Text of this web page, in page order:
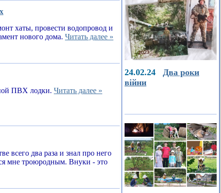
хаты, провести водопровод и
нового дома. Читать далее »
ПВХ лодки. Читать далее »
всего два раза и знал про него
мне троюродным. Внуки - это
24.02.24 Два роки
війни